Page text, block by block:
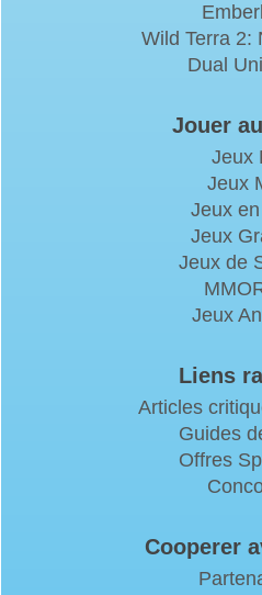
Wild Terra 2:
Dual
Jouer
Jeux
Jeux
Jeux
Jeux
Jeux de
Jeux
Liens
Articles
Guides
Offres
Cooperer